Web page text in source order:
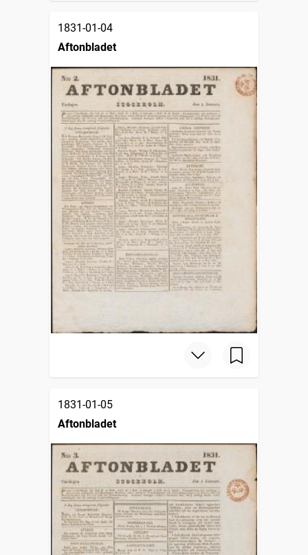
1831-01-04
Aftonbladet
1831-01-05
Aftonbladet